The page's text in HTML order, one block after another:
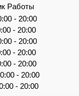
Работы
- 20:00
- 20:00
- 20:00
- 20:00
- 20:00
- 20:00
- 20:00